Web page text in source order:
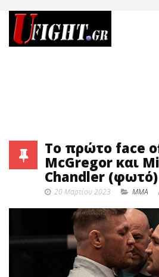
Το πρώτο face
McGregor και
Chandler (φωτό)
20 Μαρτίου 2023 MMA